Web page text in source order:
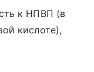
к НПВП (в
кислоте),